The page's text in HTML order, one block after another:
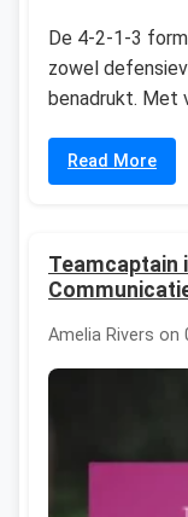
De 4-2-1-3
zowel
benadrukt. Met
Read More
Teamcaptain
Amelia Rivers on